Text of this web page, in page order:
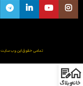
تمامی حقوق این وب سایت
خانهوبلاگ